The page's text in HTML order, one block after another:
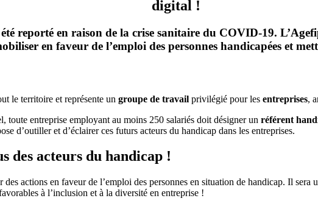
digital !
reporté en raison de la crise sanitaire du COVID-19.
en faveur de l’emploi des personnes handicapées et
le territoire et représente un groupe de travail privilégié pour les entreprises,
entreprise employant au moins 250 salariés doit désigner un référent
d’outiller et d’éclairer ces futurs acteurs du handicap dans les entreprises.
des acteurs du handicap !
actions en faveur de l’emploi des personnes en situation de handicap. Il
à l’inclusion et à la diversité en entreprise !